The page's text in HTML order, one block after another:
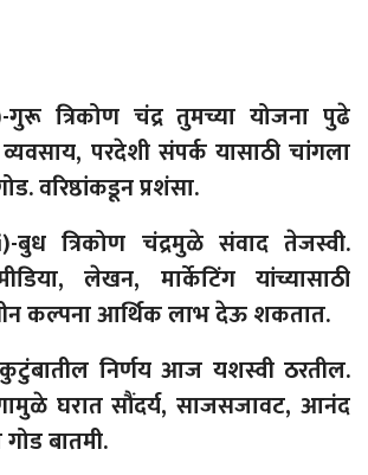
गुरू त्रिकोण चंद्र तुमच्या योजना पुढे
व्यवसाय, परदेशी संपर्क यासाठी चांगला
वरिष्ठांकडून प्रशंसा.
बुध त्रिकोण चंद्रमुळे संवाद तेजस्वी.
लेखन, मार्केटिंग यांच्यासाठी
कल्पना आर्थिक लाभ देऊ शकतात.
कुटुंबातील निर्णय आज यशस्वी ठरतील.
घरात सौंदर्य,साजसजावट, आनंद
बातमी.